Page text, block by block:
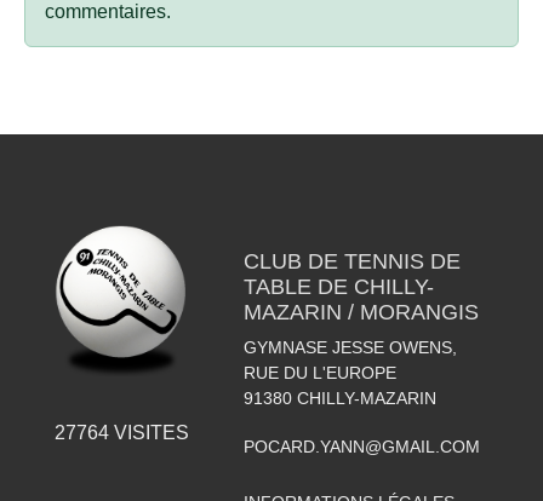
commentaires.
27764VISITES
CLUB DE TENNIS DE
TABLE DE CHILLY-
MAZARIN / MORANGIS
GYMNASE JESSE OWENS,
RUE DU L'EUROPE
91380 CHILLY-MAZARIN
POCARD.YANN@GMAIL.COM